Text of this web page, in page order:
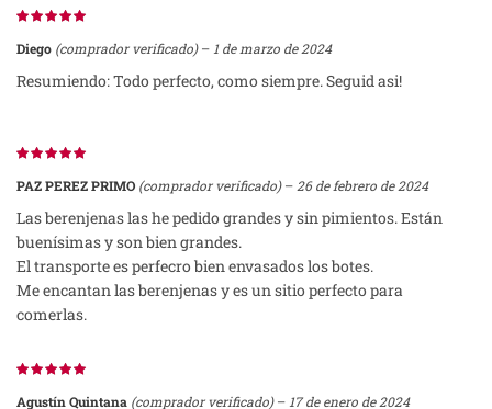
Diego (comprador verificado) –1 de marzo de 2024
Resumiendo: Todo perfecto, como siempre. Seguid asi!
PAZ PEREZ PRIMO (comprador verificado) –26 de febrero de 2024
Las berenjenas las he pedido grandes y sin pimientos. Están
buenísimas y son bien grandes.
El transporte es perfecro bien envasados los botes.
Me encantan las berenjenas y es un sitio perfecto para
comerlas.
Agustín Quintana (comprador verificado) –17 de enero de 2024